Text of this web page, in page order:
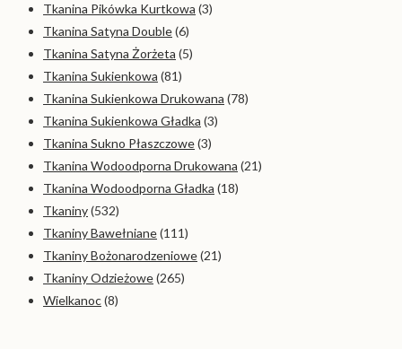
Tkanina Pikówka Kurtkowa (3)
Tkanina Satyna Double(6)
Tkanina Satyna Żorżeta (5)
Tkanina Sukienkowa (81)
Tkanina Sukienkowa Drukowana (78)
Tkanina Sukienkowa Gładka (3)
Tkanina Sukno Płaszczowe(3)
Tkanina Wodoodporna Drukowana (21)
Tkanina Wodoodporna Gładka (18)
Tkaniny(532)
Tkaniny Bawełniane(111)
Tkaniny Bożonarodzeniowe(21)
Tkaniny Odzieżowe(265)
Wielkanoc(8)